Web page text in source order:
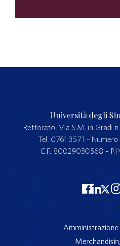
Università degli
Rettorato, Via S.M. in Gradi
Tel. 0761.3571 –
C.F. 80029030568 –